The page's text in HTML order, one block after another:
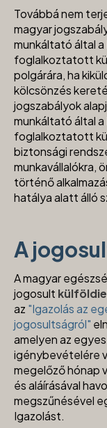
Továbbá nem
magyar
munkáltató által
foglalkoztatott
polgárára, ha
kölcsönzés
jogszabályok
munkáltató által
foglalkoztatott
biztonsági
munkavállalókra,
történő
hatálya alatt álló
A
A magyar
jogosult
az "Igazolás az
jogosultságról"
amelyen az
igénybevételére
megelőző hónap
és aláírásával
megszűnésével
Igazolást.